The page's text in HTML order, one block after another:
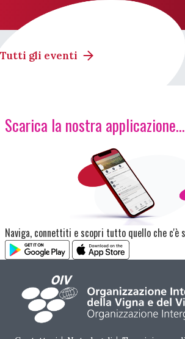
Tutti gli eventi
Scarica la nostra applicazione...
Immagine
Naviga, connettiti e scopri tutto quello che c'è